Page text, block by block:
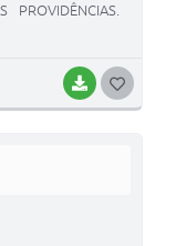
BAIXAR
PROVIDÊNCIAS.